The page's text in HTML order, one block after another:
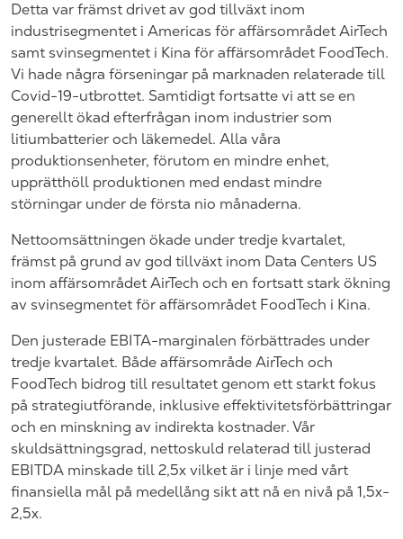
Detta var främst drivet av god tillväxt inom
industrisegmentet i Americas för affärsområdet AirTech
samt svinsegmentet i Kina för affärsområdet FoodTech.
Vi hade några förseningar på marknaden relaterade till
Covid-19-utbrottet. Samtidigt fortsatte vi att se en
generellt ökad efterfrågan inom industrier som
litiumbatterier och läkemedel. Alla våra
produktionsenheter, förutom en mindre enhet,
upprätthöll produktionen med endast mindre
störningar under de första nio månaderna.
Nettoomsättningen ökade under tredje kvartalet,
främst på grund av god tillväxt inom Data Centers US
inom affärsområdet AirTech och en fortsatt stark ökning
av svinsegmentet för affärsområdet FoodTech i Kina.
Den justerade EBITA-marginalen förbättrades under
tredje kvartalet. Både affärsområde AirTech och
FoodTech bidrog till resultatet genom ett starkt fokus
på strategiutförande, inklusive effektivitetsförbättringar
och en minskning av indirekta kostnader. Vår
skuldsättningsgrad, nettoskuld relaterad till justerad
EBITDA minskade till 2,5x vilket är i linje med vårt
finansiella mål på medellång sikt att nå en nivå på 1,5x-
2,5x.